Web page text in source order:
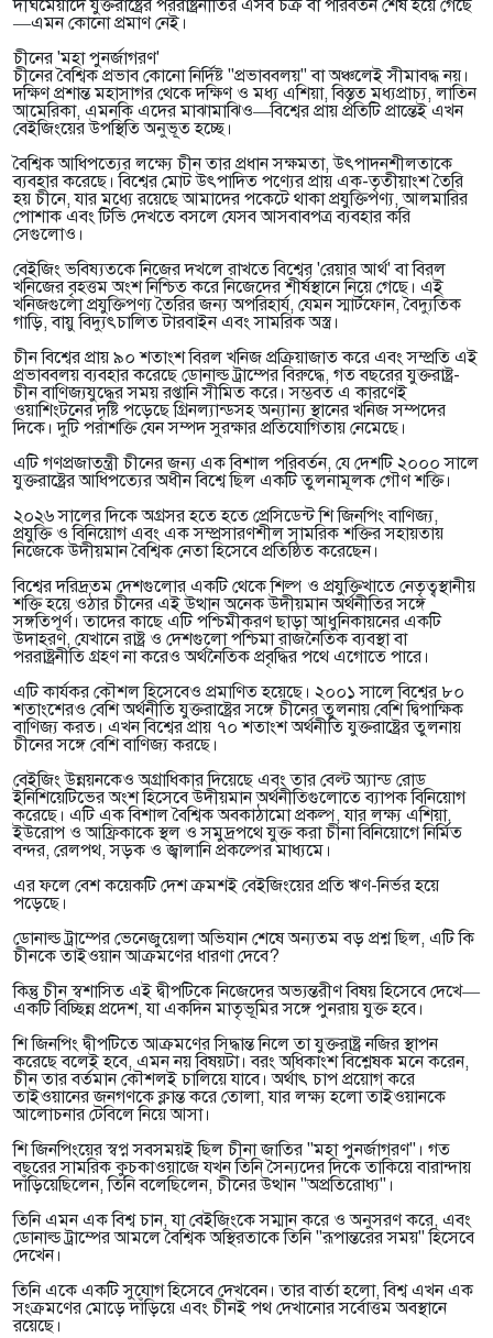
দীর্ঘমেয়াদে যুক্তরাষ্ট্রের পররাষ্ট্রনীতির এসব চক্র বা পরিবর্তন শেষ হয়ে গেছে
—এমন কোনো প্রমাণ নেই।
চীনের 'মহা পুনর্জাগরণ'
চীনের বৈশ্বিক প্রভাব কোনো নির্দিষ্ট "প্রভাববলয়" বা অঞ্চলেই সীমাবদ্ধ নয়।
দক্ষিণ প্রশান্ত মহাসাগর থেকে দক্ষিণ ও মধ্য এশিয়া, বিস্তৃত মধ্যপ্রাচ্য, লাতিন
আমেরিকা, এমনকি এদের মাঝামাঝিও—বিশ্বের প্রায় প্রতিটি প্রান্তেই এখন
বেইজিংয়ের উপস্থিতি অনুভূত হচ্ছে।
বৈশ্বিক আধিপত্যের লক্ষ্যে চীন তার প্রধান সক্ষমতা, উৎপাদনশীলতাকে
ব্যবহার করেছে। বিশ্বের মোট উৎপাদিত পণ্যের প্রায় এক-তৃতীয়াংশ তৈরি
হয় চীনে, যার মধ্যে রয়েছে আমাদের পকেটে থাকা প্রযুক্তিপণ্য, আলমারির
পোশাক এবং টিভি দেখতে বসলে যেসব আসবাবপত্র ব্যবহার করি
সেগুলোও।
বেইজিং ভবিষ্যতকে নিজের দখলে রাখতে বিশ্বের 'রেয়ার আর্থ' বা বিরল
খনিজের বৃহত্তম অংশ নিশ্চিত করে নিজেদের শীর্ষস্থানে নিয়ে গেছে। এই
খনিজগুলো প্রযুক্তিপণ্য তৈরির জন্য অপরিহার্য, যেমন স্মার্টফোন, বৈদ্যুতিক
গাড়ি, বায়ু বিদ্যুৎচালিত টারবাইন এবং সামরিক অস্ত্র।
চীন বিশ্বের প্রায় ৯০ শতাংশ বিরল খনিজ প্রক্রিয়াজাত করে এবং সম্প্রতি এই
প্রভাববলয় ব্যবহার করেছে ডোনাল্ড ট্রাম্পের বিরুদ্ধে, গত বছরের যুক্তরাষ্ট্র-
চীন বাণিজ্যযুদ্ধের সময় রপ্তানি সীমিত করে। সম্ভবত এ কারণেই
ওয়াশিংটনের দৃষ্টি পড়েছে গ্রিনল্যান্ডসহ অন্যান্য স্থানের খনিজ সম্পদের
দিকে। দুটি পরাশক্তি যেন সম্পদ সুরক্ষার প্রতিযোগিতায় নেমেছে।
এটি গণপ্রজাতন্ত্রী চীনের জন্য এক বিশাল পরিবর্তন, যে দেশটি ২০০০ সালে
যুক্তরাষ্ট্রের আধিপত্যের অধীন বিশ্বে ছিল একটি তুলনামূলক গৌণ শক্তি।
২০২৬ সালের দিকে অগ্রসর হতে হতে প্রেসিডেন্ট শি জিনপিং বাণিজ্য,
প্রযুক্তি ও বিনিয়োগ এবং এক সম্প্রসারণশীল সামরিক শক্তির সহায়তায়
নিজেকে উদীয়মান বৈশ্বিক নেতা হিসেবে প্রতিষ্ঠিত করেছেন।
বিশ্বের দরিদ্রতম দেশগুলোর একটি থেকে শিল্প ও প্রযুক্তিখাতে নেতৃত্বস্থানীয়
শক্তি হয়ে ওঠার চীনের এই উত্থান অনেক উদীয়মান অর্থনীতির সঙ্গে
সঙ্গতিপূর্ণ। তাদের কাছে এটি পশ্চিমীকরণ ছাড়া আধুনিকায়নের একটি
উদাহরণ, যেখানে রাষ্ট্র ও দেশগুলো পশ্চিমা রাজনৈতিক ব্যবস্থা বা
পররাষ্ট্রনীতি গ্রহণ না করেও অর্থনৈতিক প্রবৃদ্ধির পথে এগোতে পারে।
এটি কার্যকর কৌশল হিসেবেও প্রমাণিত হয়েছে। ২০০১ সালে বিশ্বের ৮০
শতাংশেরও বেশি অর্থনীতি যুক্তরাষ্ট্রের সঙ্গে চীনের তুলনায় বেশি দ্বিপাক্ষিক
বাণিজ্য করত। এখন বিশ্বের প্রায় ৭০ শতাংশ অর্থনীতি যুক্তরাষ্ট্রের তুলনায়
চীনের সঙ্গে বেশি বাণিজ্য করছে।
বেইজিং উন্নয়নকেও অগ্রাধিকার দিয়েছে এবং তার বেল্ট অ্যান্ড রোড
ইনিশিয়েটিভের অংশ হিসেবে উদীয়মান অর্থনীতিগুলোতে ব্যাপক বিনিয়োগ
করেছে। এটি এক বিশাল বৈশ্বিক অবকাঠামো প্রকল্প, যার লক্ষ্য এশিয়া,
ইউরোপ ও আফ্রিকাকে স্থল ও সমুদ্রপথে যুক্ত করা চীনা বিনিয়োগে নির্মিত
বন্দর, রেলপথ, সড়ক ও জ্বালানি প্রকল্পের মাধ্যমে।
এর ফলে বেশ কয়েকটি দেশ ক্রমশই বেইজিংয়ের প্রতি ঋণ-নির্ভর হয়ে
পড়েছে।
ডোনাল্ড ট্রাম্পের ভেনেজুয়েলা অভিযান শেষে অন্যতম বড় প্রশ্ন ছিল, এটি কি
চীনকে তাইওয়ান আক্রমণের ধারণা দেবে?
কিন্তু চীন স্বশাসিত এই দ্বীপটিকে নিজেদের অভ্যন্তরীণ বিষয় হিসেবে দেখে—
একটি বিচ্ছিন্ন প্রদেশ, যা একদিন মাতৃভূমির সঙ্গে পুনরায় যুক্ত হবে।
শি জিনপিং দ্বীপটিতে আক্রমণের সিদ্ধান্ত নিলে তা যুক্তরাষ্ট্র নজির স্থাপন
করেছে বলেই হবে, এমন নয় বিষয়টা। বরং অধিকাংশ বিশ্লেষক মনে করেন,
চীন তার বর্তমান কৌশলই চালিয়ে যাবে। অর্থাৎ চাপ প্রয়োগ করে
তাইওয়ানের জনগণকে ক্লান্ত করে তোলা, যার লক্ষ্য হলো তাইওয়ানকে
আলোচনার টেবিলে নিয়ে আসা।
শি জিনপিংয়ের স্বপ্ন সবসময়ই ছিল চীনা জাতির "মহা পুনর্জাগরণ"। গত
বছরের সামরিক কুচকাওয়াজে যখন তিনি সৈন্যদের দিকে তাকিয়ে বারান্দায়
দাঁড়িয়েছিলেন, তিনি বলেছিলেন, চীনের উত্থান "অপ্রতিরোধ্য"।
তিনি এমন এক বিশ্ব চান, যা বেইজিংকে সম্মান করে ও অনুসরণ করে, এবং
ডোনাল্ড ট্রাম্পের আমলে বৈশ্বিক অস্থিরতাকে তিনি "রূপান্তরের সময়" হিসেবে
দেখেন।
তিনি একে একটি সুযোগ হিসেবে দেখবেন। তার বার্তা হলো, বিশ্ব এখন এক
সংক্রমণের মোড়ে দাঁড়িয়ে এবং চীনই পথ দেখানোর সর্বোত্তম অবস্থানে
রয়েছে।